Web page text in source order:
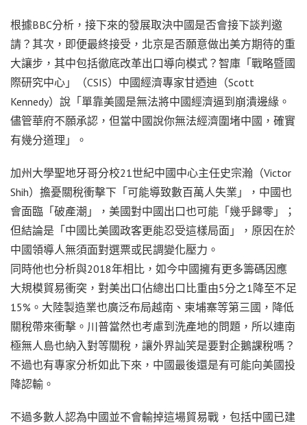
根據BBC分析，接下來的發展取決中國是否會接下談判邀
請？其次，即便最終接受，北京是否願意做出美方期待的重
大讓步，其中包括徹底改革出口導向模式？智庫「戰略暨國
際研究中心」（CSIS）中國經濟專家甘迺迪（Scott
Kennedy）說「單靠美國是無法將中國經濟逼到崩潰邊緣。
儘管華府不願承認，但當中國說你無法經濟圍堵中國，確實
有幾分道理」。
加州大學聖地牙哥分校21世紀中國中心主任史宗瀚（Victor
Shih）擔憂關稅衝擊下「可能導致數百萬人失業」，中國也
會面臨「破產潮」，美國對中國出口也可能「幾乎歸零」；
但結論是「中國比美國政客更能忍受這樣局面」，原因在於
中國領導人無須面對選票或民調變化壓力。
同時他也分析與2018年相比，如今中國擁有更多籌碼因應
大規模貿易衝突，對美出口佔總出口比重由5分之1降至不足
15%。大陸製造業也廣泛布局越南、柬埔寨等第三國，降低
關稅帶來衝擊。川普當然也考慮到洗產地的問題，所以連南
極無人島也納入對等關稅，讓外界訕笑是要對企鵝課稅嗎？
不過也有專家分析如此下來，中國最後還是有可能向美國投
降認輸。
不過多數人認為中國並不會輸掉這場貿易戰，包括中國已建